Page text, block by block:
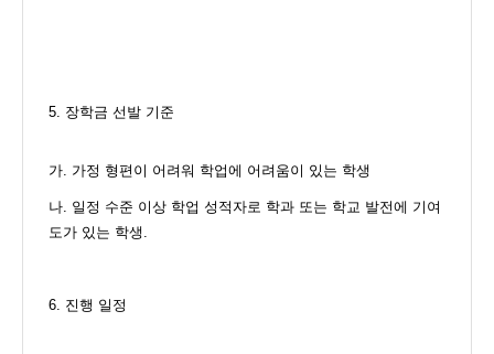
5. 장학금 선발 기준
가. 가정 형편이 어려워 학업에 어려움이 있는 학생
나. 일정 수준 이상 학업 성적자로 학과 또는 학교 발전에 기여
도가 있는 학생.
6. 진행 일정